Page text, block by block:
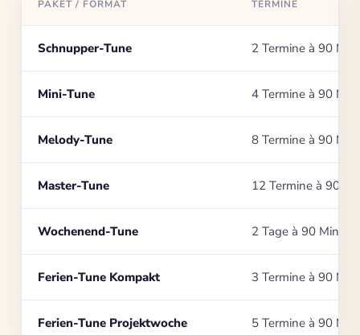
PAKET / FORMAT TERMINE
Schnupper-Tune 2 Termine à 90 Min.
Mini-Tune 4 Termine à 90 Min.
Melody-Tune 8 Termine à 90 Min.
Master-Tune 12 Termine à 90
Wochenend-Tune 2 Tage à 90 Min.
Ferien-Tune Kompakt 3 Termine à 90 Min.
Ferien-Tune Projektwoche 5 Termine à 90 Min.